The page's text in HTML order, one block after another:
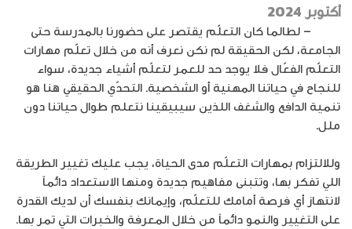
أكتوبر 2024
– لطالما كان التعلّم يقتصر على حضورنا بالمدرسة حتى
الجامعة، لكن الحقيقة لم نكن نعرف أنه من خلال تعلّم مهارات
التعلّم الفعّال فلا يوجد حد للعمر لتعلّم أشياء جديدة، سواء
للنجاح في حياتنا المهنية أو الشخصية. التحدّي الحقيقي هنا هو
تنمية الدافع والشغف اللذين سيبيقينا نتعلم طوال حياتنا دون
ملل.
وللالتزام بمهارات التعلّم مدى الحياة، يجب عليك تغيير الطريقة
اللي تفكر بها، وتتبنى مفاهيم جديدة ومنها الاستعداد دائماً
لانتهاز أي فرصة أمامك للتعلّم، وإيمانك بنفسك أن لديك القدرة
على التغيير والنمو دائماً من خلال المعرفة والخبرات التي تمر بها.